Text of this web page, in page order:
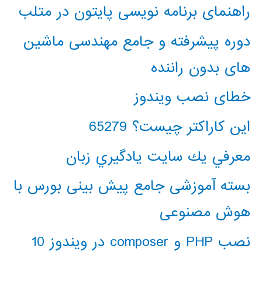
راهنمای برنامه نویسی پایتون در متلب
دوره پیشرفته و جامع مهندسی ماشین
های بدون راننده
خطای نصب ویندوز
این کاراکتر چیست؟ 65279
معرفي يك سايت يادگيري زبان
بسته آموزشی جامع پیش بینی بورس با
هوش مصنوعی
نصب PHP و composer در ویندوز 10